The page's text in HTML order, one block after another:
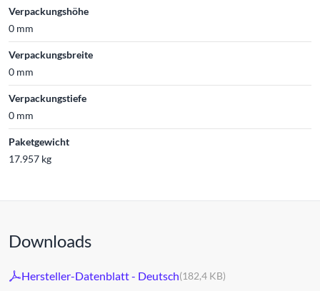
Verpackungshöhe
0 mm
Verpackungsbreite
0 mm
Verpackungstiefe
0 mm
Paketgewicht
17.957 kg
Downloads
Hersteller-Datenblatt - Deutsch(182,4 KB)